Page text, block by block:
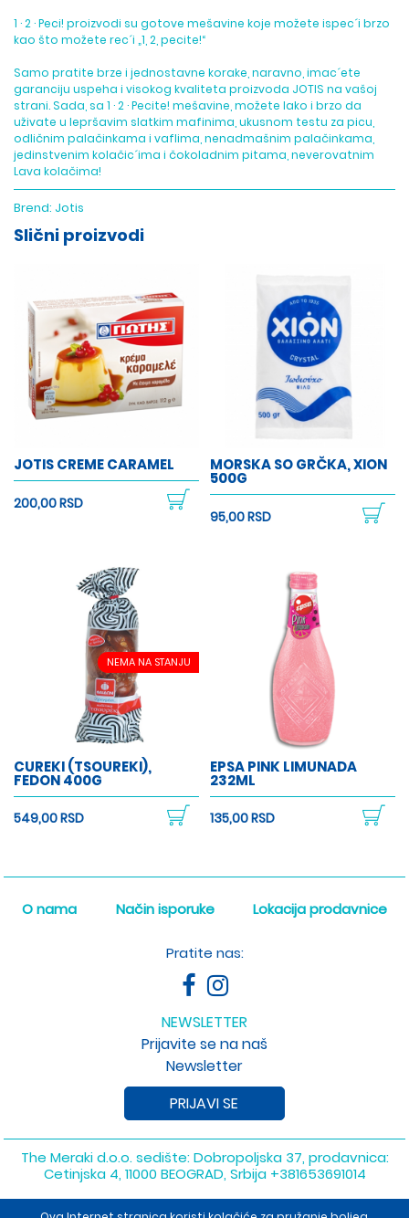
1 · 2 · Peci! proizvodi su gotove mešavine koje možete ispec´i brzo
kao što možete rec´i „1, 2, pecite!“
Samo pratite brze i jednostavne korake, naravno, imac´ete
garanciju uspeha i visokog kvaliteta proizvoda JOTIS na vašoj
strani. Sada, sa 1 · 2 · Pecite! mešavine, možete lako i brzo da
uživate u lepršavim slatkim mafinima, ukusnom testu za picu,
odličnim palačinkama i vaflima, nenadmašnim palačinkama,
jedinstvenim kolačic´ima i čokoladnim pitama, neverovatnim
Lava kolačima!
Brend: Jotis
Slični proizvodi
JOTIS CREME CARAMEL
200,00 RSD
MORSKA SO GRČKA, XION
500G
95,00 RSD
NEMA NA STANJU
CUREKI (TSOUREKI),
FEDON 400G
549,00 RSD
EPSA PINK LIMUNADA
232ML
135,00 RSD
O nama Način isporuke Lokacija prodavnice
Pratite nas:
NEWSLETTER
Prijavite se na naš
Newsletter
PRIJAVI SE
The Meraki d.o.o. sedište: Dobropoljska 37, prodavnica:
Cetinjska 4, 11000 BEOGRAD, Srbija +381653691014